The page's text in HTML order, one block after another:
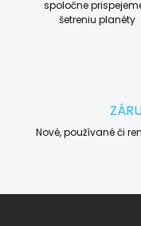
spoločne
šetreniu planéty
Nové, používané či